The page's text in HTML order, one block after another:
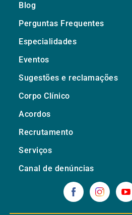
Blog
Perguntas Frequentes
Especialidades
Eventos
Sugestões e reclamações
Corpo Clínico
Acordos
Recrutamento
Serviços
Canal de denúncias